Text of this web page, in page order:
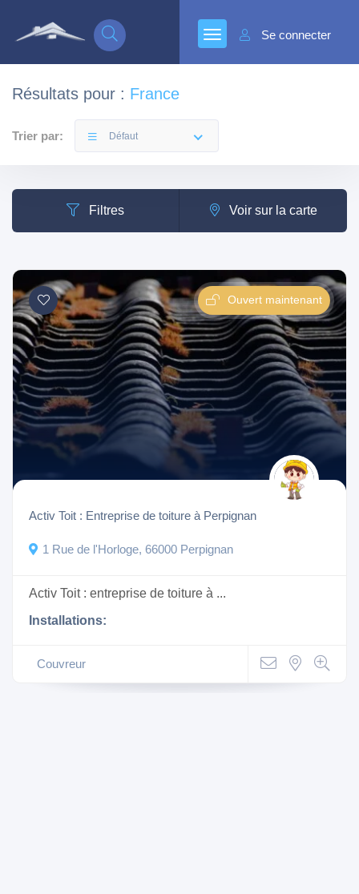
Se connecter
Résultats pour : France
Trier par: Défaut
Filtres Voir sur la carte
Ouvert maintenant
Activ Toit : Entreprise de toiture à Perpignan
1 Rue de l'Horloge, 66000 Perpignan
Activ Toit : entreprise de toiture à ...
Installations:
Couvreur